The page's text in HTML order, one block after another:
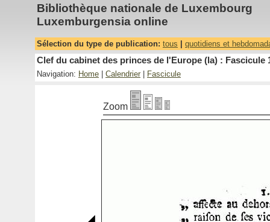
Bibliothèque nationale de Luxembourg
Luxemburgensia online
Sélection du type de publication: tous quotidiens et
Clef du cabinet des princes de l'Europe (la) : Fascicule
Navigation: Home Calendrier Fascicule
Zoom